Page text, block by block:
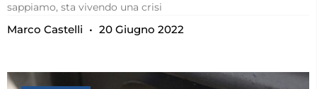
sappiamo, sta vivendo una crisi
Marco Castelli 20 Giugno 2022